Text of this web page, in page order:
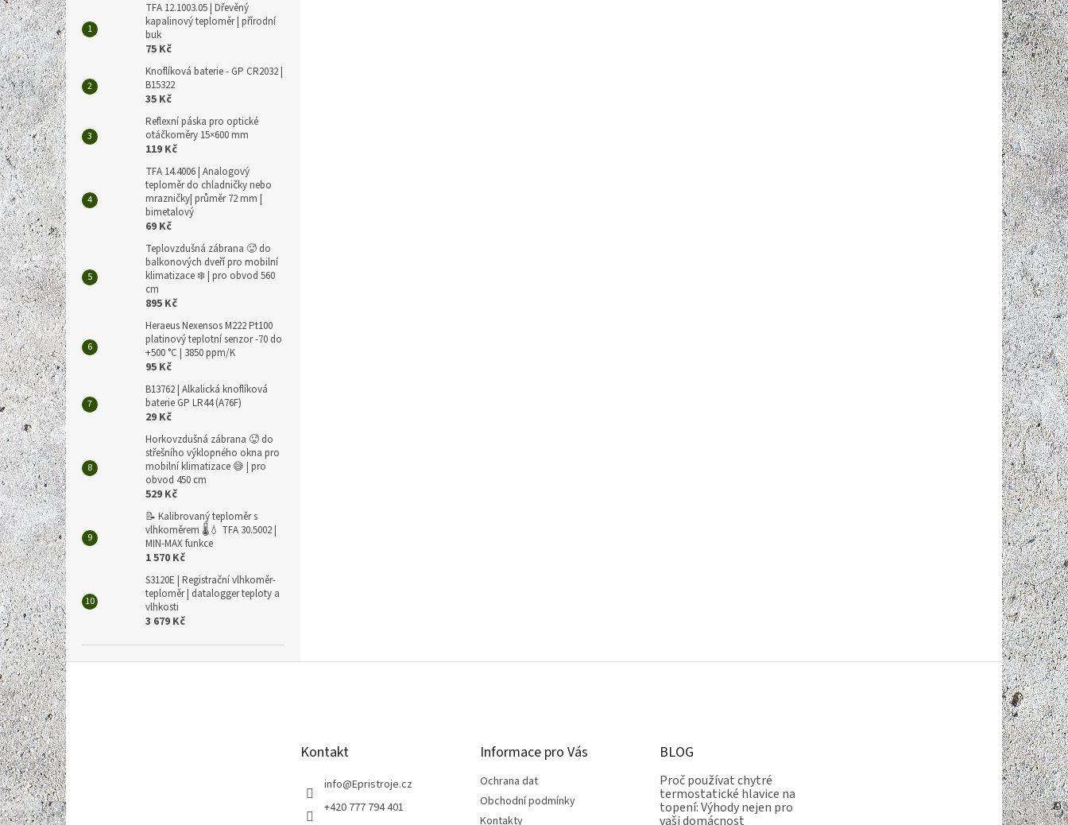
TFA 12.1003.05 | Dřevěný
kapalinový teploměr | přírodní
buk
75 Kč
Knoflíková baterie - GP CR2032 |
B15322
35 Kč
Reflexní páska pro optické
otáčkoměry 15×600 mm
119 Kč
TFA 14.4006 | Analogový
teploměr do chladničky nebo
mrazničky| průměr 72 mm |
bimetalový
69 Kč
Teplovzdušná zábrana 🥵 do
balkonových dveří pro mobilní
klimatizace ❄️ | pro obvod 560
cm
895 Kč
Heraeus Nexensos M222 Pt100
platinový teplotní senzor -70 do
+500 °C | 3850 ppm/K
95 Kč
B13762 | Alkalická knoflíková
baterie GP LR44 (A76F)
29 Kč
Horkovzdušná zábrana 🥵 do
střešního výklopného okna pro
mobilní klimatizace 😅 | pro
obvod 450 cm
529 Kč
📝 Kalibrovaný teploměr s
vlhkoměrem 🌡️💧 TFA 30.5002 |
MIN-MAX funkce
1 570 Kč
S3120E | Registrační vlhkoměr-
teploměr | datalogger teploty a
vlhkosti
3 679 Kč
Z
á
p
a
t
í Kontakt
info@Epristroje.cz
+420 777 794 401
Informace pro Vás
Ochrana dat
Obchodní podmínky
Kontakty
BLOG
Proč používat chytré
termostatické hlavice na
topení: Výhody nejen pro
vaši domácnost